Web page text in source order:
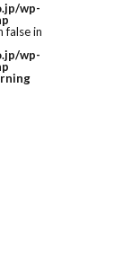
wp-
false in
wp-